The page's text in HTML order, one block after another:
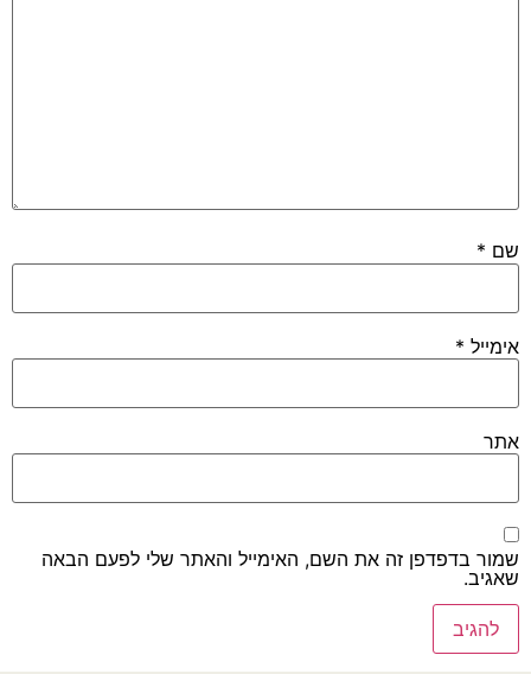
שם *
אימייל *
אתר
שמור בדפדפן זה את השם, האימייל והאתר שלי לפעם הבאה
שאגיב.